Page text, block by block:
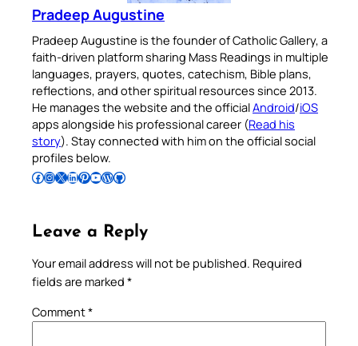
Pradeep Augustine
Pradeep Augustine is the founder of Catholic Gallery, a
faith-driven platform sharing Mass Readings in multiple
languages, prayers, quotes, catechism, Bible plans,
reflections, and other spiritual resources since 2013.
He manages the website and the officialAndroid/iOS
apps alongside his professional career (Read his
story). Stay connected with him on the official social
profiles below.
Follow Pradeep on Facebook Follow Pradeep on InstagramFollow Pradeep on X Follow Pradeep on LinkedIn Follow Pradeep on Pinterest Subscribe to Pradeep’s Youtube Channel Follow Pradeep on WordPress Follow Pradeep on GitHub
Leave a Reply
Your email address will not be published. Required
fields are marked *
Comment*